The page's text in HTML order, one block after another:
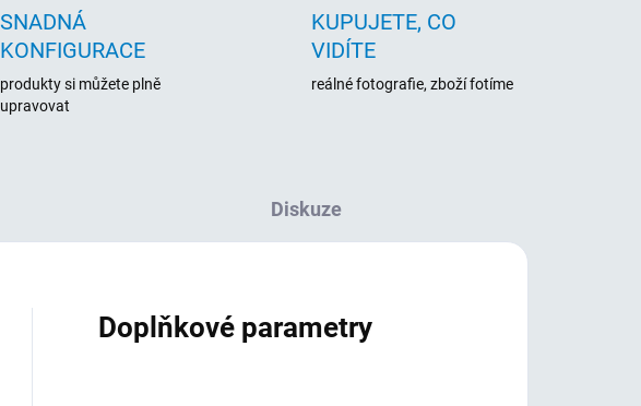
SNADNÁ
KONFIGURACE
produkty si můžete plně
upravovat
KUPUJETE, CO
VIDÍTE
reálné fotografie, zboží fotíme
Diskuze
Doplňkové parametry